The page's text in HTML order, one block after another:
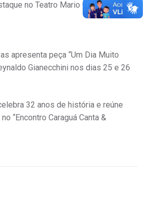
no Teatro Mario Covas neste
apresenta peça “Um Dia Muito
Gianecchini nos dias 25 e 26
32 anos de história e reúne
“Encontro Caraguá Canta &